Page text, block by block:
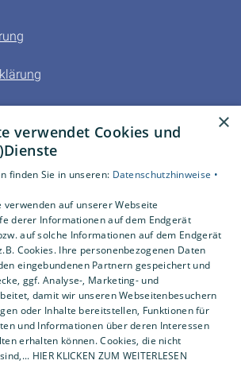
Inhalte anzuzeigen, benötigen wir
Ihre Einwilligung.
finden Sie in unserer
Datenschutzerklärung.
Cookie-Einstellungen öffnen
×
verwendet Cookies und
finden Sie in unseren: Datenschutzhinweise •
auf unserer Webseite
derer Informationen auf dem Endgerät
auf solche Informationen auf dem Endgerät
Cookies. Ihre personenbezogenen Daten
eingebundenen Partnern gespeichert und
ggf. Analyse-, Marketing- und
damit wir unseren Webseitenbesuchern
oder Inhalte bereitstellen, Funktionen für
und Informationen über deren Interessen
erhalten können. Cookies, die nicht
HIER KLICKEN ZUM WEITERLESEN